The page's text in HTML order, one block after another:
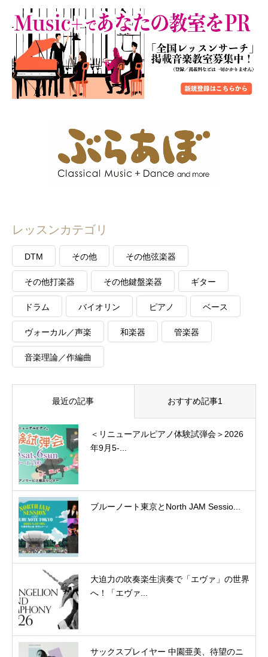
レッスンカテゴリ
DTM その他 その他弦楽器
その他打楽器 その他鍵盤楽器 ギター
ドラム バイオリン ピアノ ベース
ヴォーカル／声楽 和楽器 管楽器
音楽理論／作編曲
最近の記事 おすすめ記事1
＜リニューアルピアノ体験試弾会＞2026
年9月5-...
ブルーノート東京とNorth JAM Sessio...
大迫力の吹奏楽生演奏で「エヴァ」の世界
へ！「エヴァ...
サックスプレイヤー 中園亜美、待望のニ